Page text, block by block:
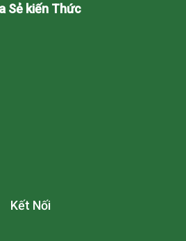
Sẻ kiến Thức
Kết Nối